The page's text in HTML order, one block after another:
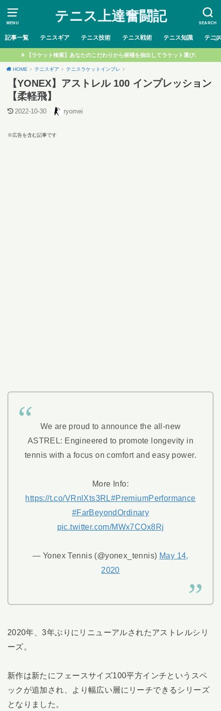
MENU SEARCH
テニス上達奮闘記
記事一覧 テニスギア テニス技術 テニス戦術 テニス知識 テニ
【ラケット検索】あなたのこだわりから候補を抽出してラケット選び♩
HOME テニスギア テニスラケットインプレ
【YONEX】アストレル 100 インプレッション
【柔軽飛】
2022-10-30 ryomei
※広告を含む記事です
We are proud to announce the all-new
ASTREL: Engineered to promote longevity in
tennis with a focus on comfort and easy power.
More Info:
https://t.co/VRnlXts3RL#PremiumPerformance
#FarBeyondOrdinary
pic.twitter.com/MWx7COx8Rj
— Yonex Tennis (@yonex_tennis) May 14,
2020
2020年、3年ぶりにリニューアルされたアストレルシリ
ーズ。
新作は新たにフェースサイズ100平方インチというスペ
ックが追加され、より幅広い層にリーチできるシリーズ
となりました。